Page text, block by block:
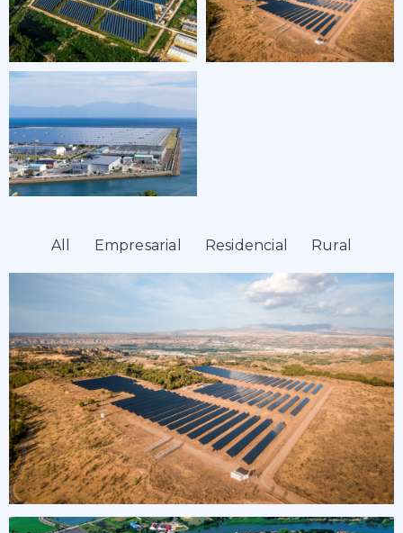
All Empresarial Residencial Rural